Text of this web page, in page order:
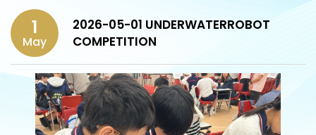
1
May
2026-05-01 UNDERWATERROBOT
COMPETITION